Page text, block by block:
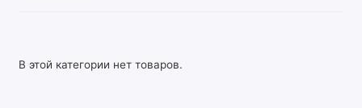
В этой категории нет товаров.